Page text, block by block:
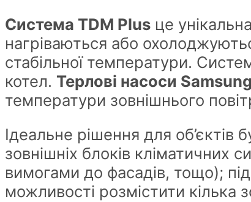
Система TDM Plus це
нагріваються або
стабільної температури.
котел. Терлові насоси
температури зовнішнього
Ідеальне рішення для
зовнішніх блоків кліматичних
вимогами до фасадів, тощо);
можливості розмістити кілька